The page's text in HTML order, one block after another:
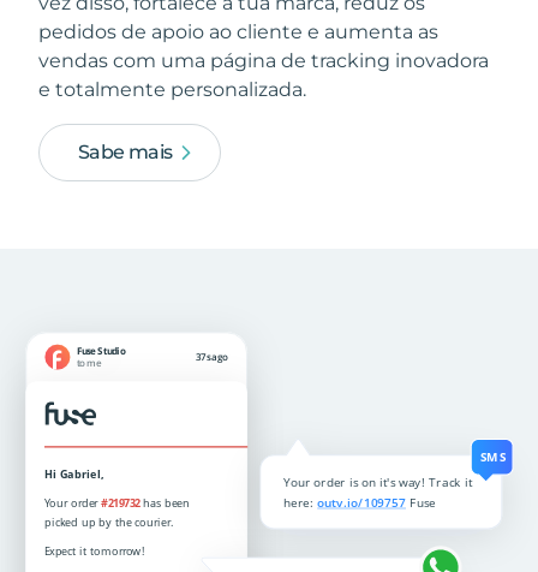
pedidos de apoio ao cliente e aumenta as
vendas com uma página de tracking inovadora
e totalmente personalizada.
Sabe mais